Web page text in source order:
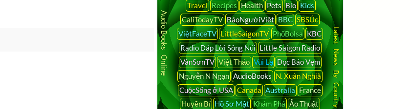
Travel Recipes Health Pets Bio Kids
CaliTodayTV BáoNgườiViệt BBC SBSÚc
ViệtFaceTV LittleSaigonTV PhốBolsa KBC
Radio Đáp Lời Sông Núi Little Saigon Radio
VânSơnTV Việt Thảo Vui Lạ Đọc Báo Vẹm
Nguyễn N Ngạn AudioBooks N. Xuân Nghiã
CuộcSống ở USA Canada Australia France
Huyền Bí Hồ Sơ Mật Khám Phá Ảo Thuật
Audio Books Online Latest News By Country